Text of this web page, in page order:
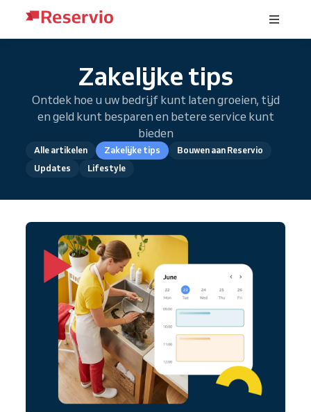
Zakelijke tips
Ontdek hoe u uw bedrijf kunt laten groeien, tijd
en geld kunt besparen en betere service kunt
bieden
Alle artikelen Zakelijke tips
Bouwen aan Reservio
Updates
Lifestyle